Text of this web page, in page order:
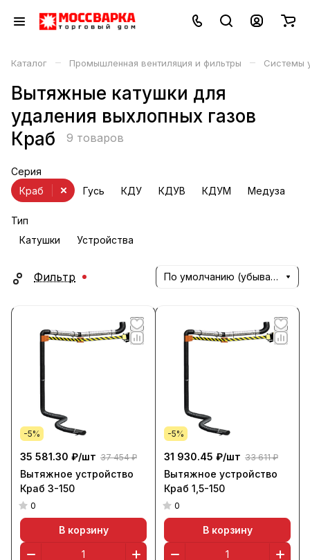
Каталог – Промышленная вентиляция и фильтры – Системы
Вытяжные катушки для
удаления выхлопных газов
Краб
9 товаров
Серия
Гусь
КДУ КДУВ КДУМ
Краб Медуза
Тип
Катушки
Устройства
Фильтр По умолчанию (убывание)
-5%
35 581.30 ₽/шт 37 454 ₽
Вытяжное устройство
Краб 3-150
0
В корзину
-5%
31 930.45 ₽/шт 33 611 ₽
Вытяжное устройство
Краб 1,5-150
0
В корзину